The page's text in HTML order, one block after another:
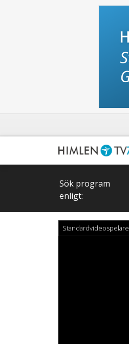
Sök program
enligt:
Standardvideospelare